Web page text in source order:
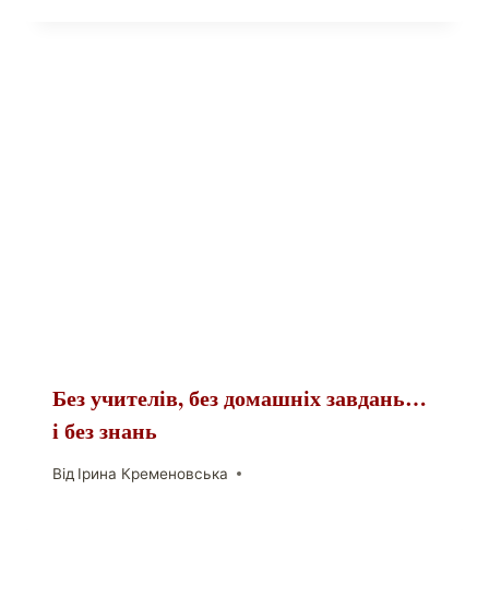
Без учителів, без домашніх завдань…
і без знань
Від Ірина Кременовська